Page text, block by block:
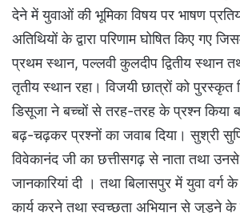
देने में युवाओं की भूमिका विषय पर भाषण
अतिथियों के द्वारा परिणाम घोषित किए गए
प्रथम स्थान, पल्लवी कुलदीप द्वितीय स्थान
तृतीय स्थान रहा। विजयी छात्रों को पुरस्कृत
डिसूजा ने बच्चों से तरह-तरह के प्रश्न किया
बढ़-चढ़कर प्रश्नों का जवाब दिया। सुश्री
विवेकानंद जी का छत्तीसगढ़ से नाता तथा
जानकारियां दी । तथा बिलासपुर में युवा वर्ग
कार्य करने तथा स्वच्छता अभियान से जुड़ने के